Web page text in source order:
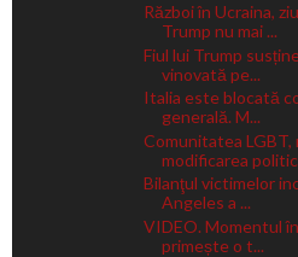
Război în Ucraina,
Trump nu mai ...
Fiul lui Trump
vinovată pe...
Italia este blocată
generală. M...
Comunitatea
modificarea
Bilanţul victimelor
Angeles a ...
VIDEO. Momentul
primește o t...